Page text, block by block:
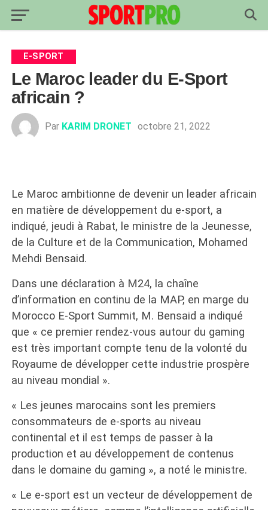
E-SPORT
Le Maroc leader du E-Sport
africain ?
Par KARIM DRONET octobre 21, 2022
Le Maroc ambitionne de devenir un leader africain
en matière de développement du e-sport, a
indiqué, jeudi à Rabat, le ministre de la Jeunesse,
de la Culture et de la Communication, Mohamed
Mehdi Bensaid.
Dans une déclaration à M24, la chaîne
d’information en continu de la MAP, en marge du
Morocco E-Sport Summit, M. Bensaid a indiqué
que « ce premier rendez-vous autour du gaming
est très important compte tenu de la volonté du
Royaume de développer cette industrie prospère
au niveau mondial ».
« Les jeunes marocains sont les premiers
consommateurs de e-sports au niveau
continental et il est temps de passer à la
production et au développement de contenus
dans le domaine du gaming », a noté le ministre.
« Le e-sport est un vecteur de développement de